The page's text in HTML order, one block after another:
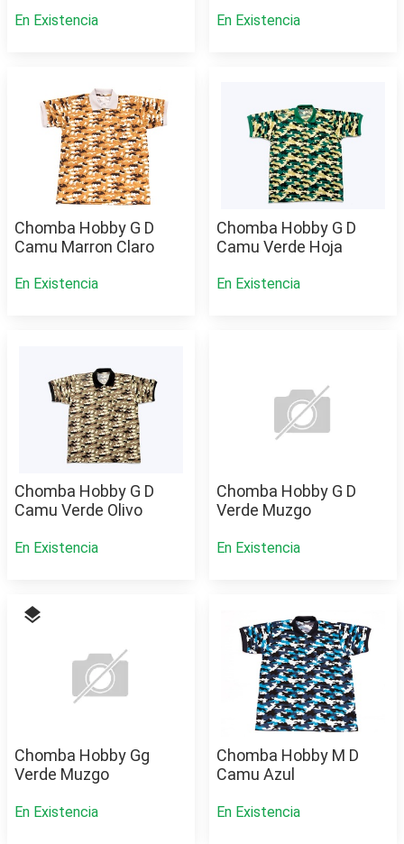
En Existencia En Existencia
Chomba Hobby G D
Camu Marron Claro
En Existencia
Chomba Hobby G D
Camu Verde Hoja
En Existencia
Chomba Hobby G D
Camu Verde Olivo
En Existencia
Chomba Hobby G D
Verde Muzgo
En Existencia
layers
Chomba Hobby Gg
Verde Muzgo
En Existencia
Chomba Hobby M D
Camu Azul
En Existencia